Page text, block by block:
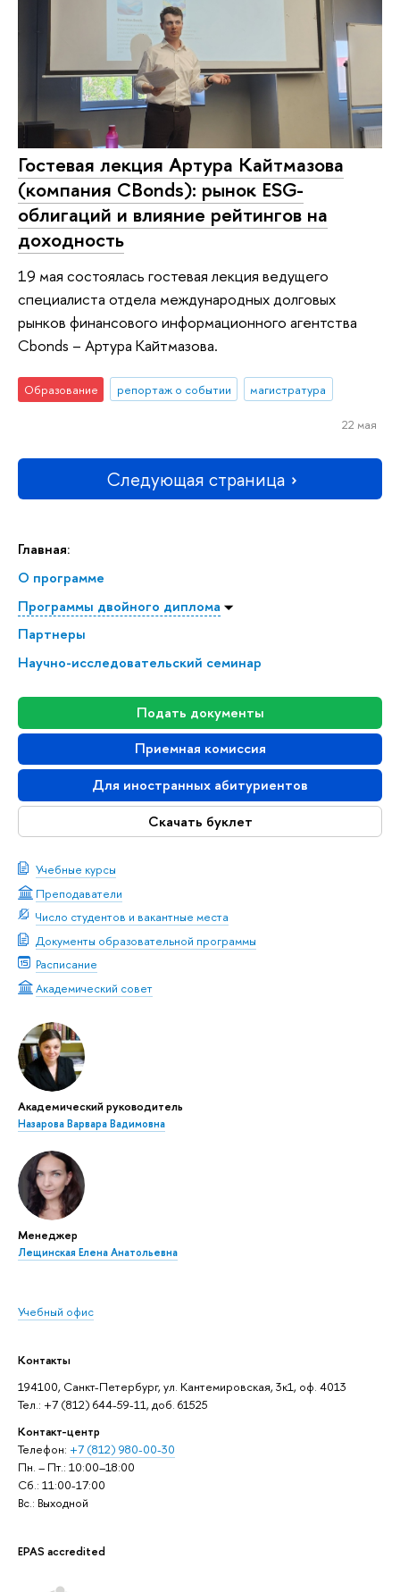
Главная:
О программе
Программы двойного диплома
Партнеры
Научно-исследовательский семинар
Подать документы
Приемная комиссия
Для иностранных абитуриентов
Скачать буклет
Учебные курсы
Преподаватели
Число студентов и вакантные места
Документы образовательной программы
Расписание
Академический совет
Академический руководитель
Назарова Варвара Вадимовна
Менеджер
Лещинская Елена Анатольевна
Учебный офис
Контакты
194100, Санкт-Петербург, ул. Кантемировская, 3к1, оф. 4013
Тел.: +7 (812) 644-59-11, доб. 61525
Контакт-центр
Телефон: +7 (812) 980-00-30
Пн. – Пт.: 10:00–18:00
Сб.: 11:00-17:00
Вс.: Выходной
EPAS accredited
Гостевая лекция Артура Кайтмазова
(компания CBonds): рынок ESG-
облигаций и влияние рейтингов на
доходность
19 мая состоялась гостевая лекция ведущего
специалиста отдела международных долговых
рынков финансового информационного агентства
Cbonds – Артура Кайтмазова.
Образование репортаж о событии магистратура
22 мая
Следующая страница